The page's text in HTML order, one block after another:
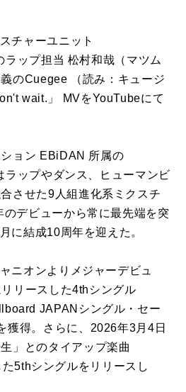
チャーユニット
ップ担当 松村和哉（マツム
のCuegee （読み：キュージ
wait.」 MVをYouTubeにて
ョン EBiDAN 所属の
ップやダンス、ヒューマンビ
させた9人組進化系ミクスチ
デビューから常に最先端を突
に結成10周年を迎えた。
ニオンよりメジャーデビュ
リースした4thシングル
JAPANシングル・セー
獲得。さらに、2026年3月4日
」とのタイアップ楽曲
5thシングルをリリースし